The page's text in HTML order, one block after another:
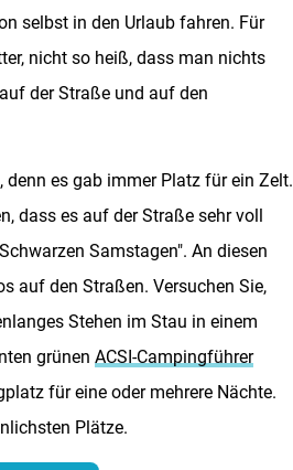
selbst in den Urlaub fahren. Für
nicht so heiß, dass man nichts
der Straße und auf den
es gab immer Platz für ein Zelt.
dass es auf der Straße sehr voll
Samstagen". An diesen
auf den Straßen. Versuchen Sie,
Stehen im Stau in einem
grünen ACSI-Campingführer
für eine oder mehrere Nächte.
Plätze.